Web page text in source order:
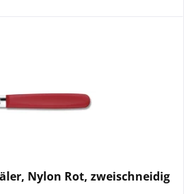
Nylon Rot, zweischneidig